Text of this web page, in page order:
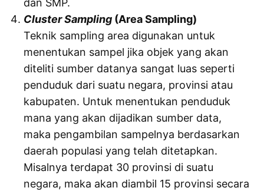
dan SMP.
Cluster Sampling (Area Sampling)
Teknik sampling area digunakan untuk
menentukan sampel jika objek yang akan
diteliti sumber datanya sangat luas seperti
penduduk dari suatu negara, provinsi atau
kabupaten. Untuk menentukan penduduk
mana yang akan dijadikan sumber data,
maka pengambilan sampelnya berdasarkan
daerah populasi yang telah ditetapkan.
Misalnya terdapat 30 provinsi di suatu
negara, maka akan diambil 15 provinsi secara